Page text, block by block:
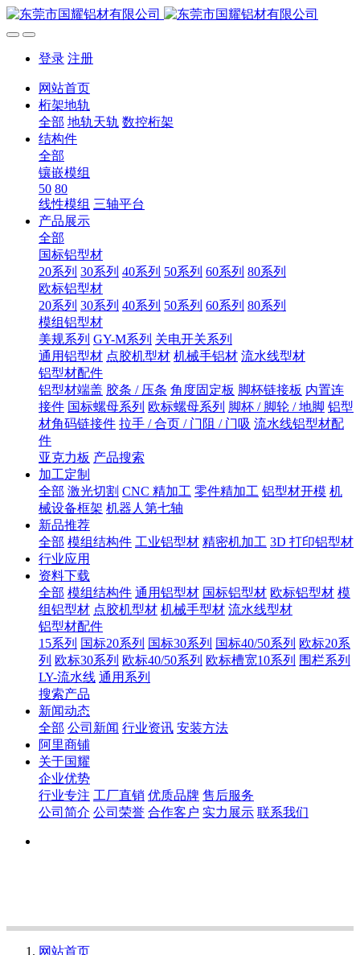
登录 注册
网站首页
桁架地轨
全部 地轨天轨 数控桁架
结构件
全部
镶嵌模组
50 80
线性模组 三轴平台
产品展示
全部
国标铝型材
20系列 30系列 40系列 50系列 60系列 80系列
欧标铝型材
20系列 30系列 40系列 50系列 60系列 80系列
模组铝型材
美规系列 GY-M系列 关电开关系列
通用铝型材 点胶机型材 机械手铝材 流水线型材
铝型材配件
铝型材端盖 胶条 / 压条 角度固定板 脚杯链接板 内置连
接件 国标螺母系列 欧标螺母系列 脚杯 / 脚轮 / 地脚 铝型
材角码链接件 拉手 / 合页 / 门阻 / 门吸 流水线铝型材配
件
亚克力板 产品搜索
加工定制
全部 激光切割 CNC 精加工 零件精加工 铝型材开模 机
械设备框架 机器人第七轴
新品推荐
全部 模组结构件 工业铝型材 精密机加工 3D 打印铝型材
行业应用
资料下载
全部 模组结构件 通用铝型材 国标铝型材 欧标铝型材 模
组铝型材 点胶机型材 机械手型材 流水线型材
铝型材配件
15系列 国标20系列 国标30系列 国标40/50系列 欧标20系
列 欧标30系列 欧标40/50系列 欧标槽宽10系列 围栏系列
LY-流水线 通用系列
搜索产品
新闻动态
全部 公司新闻 行业资讯 安装方法
阿里商铺
关于国耀
企业优势
行业专注 工厂直销 优质品牌 售后服务
公司简介 公司荣誉 合作客户 实力展示 联系我们
网站首页